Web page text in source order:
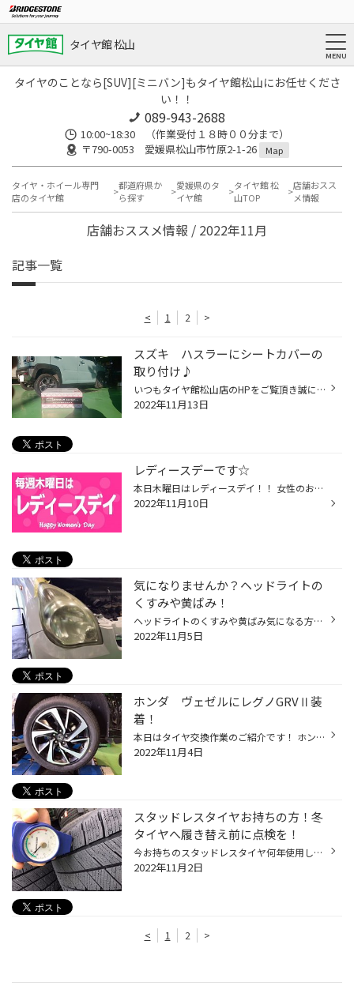
タイヤ館 松山
タイヤのことなら[SUV][ミニバン]もタイヤ館松山にお任せくださ
い！！
089-943-2688
10:00~18:30 （作業受付１８時００分まで）
〒790-0053 愛媛県松山市竹原2-1-26
Map
タイヤ・ホイール専門
店のタイヤ館
都道府県か
ら探す
愛媛県のタ
イヤ館
タイヤ館 松
山TOP
店舗おスス
メ情報
店舗おススメ情報 / 2022年11月
記事一覧
< 1 2 >
スズキ ハスラーにシートカバーの
取り付け♪
いつもタイヤ館松山店のHPをご覧頂き誠に有難う御座います。 本日ご紹介するのはハスラーのシートカバー取り付けです！ クラッツィオさんのシートカバーです。 こちらは取り付け前の純正シート♪ 取り付け後の運転席＆助手席です！ こちらは後部座席になります！ いかがでしょう？？？ 随分と印象が...
2022年11月13日
レディースデーです☆
本日木曜日はレディースデイ！！ 女性のお客様は商品ご購入で、粗品プレゼントしております♪ おクルマの無料安全点検実施中！！ お待ちしております♪♪
2022年11月10日
気になりませんか？ヘッドライトの
くすみや黄ばみ！
ヘッドライトのくすみや黄ばみ気になる方！ タイヤ館でヘッドライトコーティングはいかがでしょうか？ 気づかないうちにどんどん汚れ、黄ばみが進むヘッドライト、、、 見た目も気になりますが、そのまま放置すると 夜間走行でライトを点灯しても光量が少なくなってしまい視界が悪く見えづらくなっ...
2022年11月5日
ホンダ ヴェゼルにレグノGRVⅡ装
着！
本日はタイヤ交換作業のご紹介です！ ホンダ ヴェゼルのタイヤ4本交換です！ タイヤサイズ 225/50R18 タイヤ種類 レグノGRVⅡ レグノGRVⅡは、広い車内空間での高い静粛性とふらつきに強いタイヤ ☆アライメント調整も行いました☆ ◯様ありがとうございました！！ 100㎞点検お待ちしております♪
2022年11月4日
スタッドレスタイヤお持ちの方！冬
タイヤへ履き替え前に点検を！
今お持ちのスタッドレスタイヤ何年使用していますか？ 溝の深さが50％に減り、プラットホームが露出すると 冬タイヤとしては使用できなくなりますので、履き替え前に一度点検しておきませんか？ 当店にお持ちいただければ、1本からでもチェックできます！ 残溝のチェックだけではなく、硬度計を使っ...
2022年11月2日
< 1 2 >